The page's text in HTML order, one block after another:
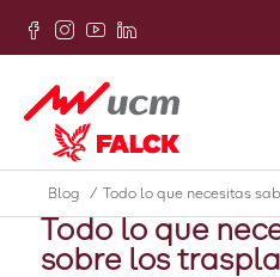
Blog / Todo lo que necesitas
Atrás
Especialistas
Todo lo que
sobre los